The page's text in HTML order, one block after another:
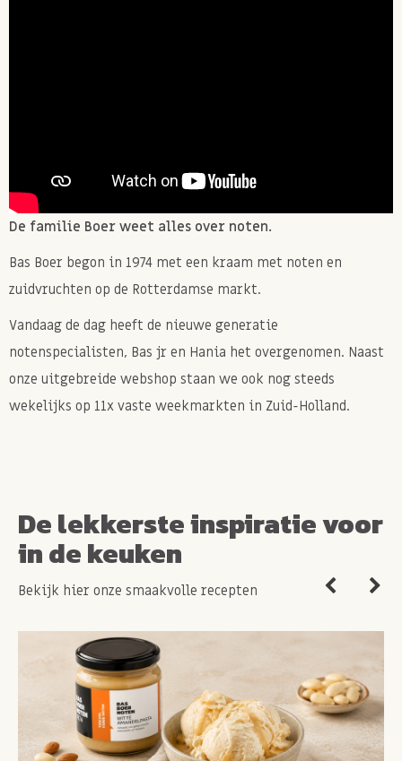
De familie Boer weet alles over noten.
Bas Boer begon in 1974 met een kraam met noten en
zuidvruchten op de Rotterdamse markt.
Vandaag de dag heeft de nieuwe generatie
notenspecialisten, Bas jr en Hania het overgenomen. Naast
onze uitgebreide webshop staan we ook nog steeds
wekelijks op 11x vaste weekmarkten in Zuid-Holland.
De lekkerste inspiratie voor
in de keuken
Bekijk hier onze smaakvolle recepten